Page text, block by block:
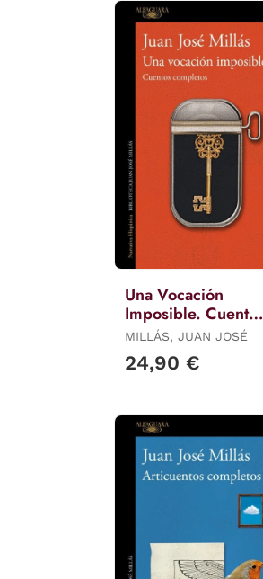
Una Vocación
Imposible. Cuentos
Completos
MILLÁS, JUAN JOSÉ
24,90 €